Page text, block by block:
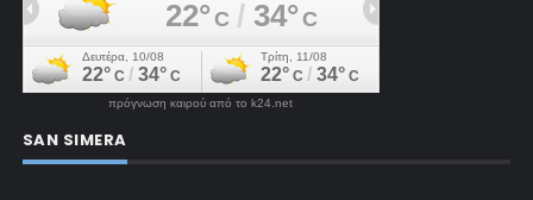
πρόγνωση καιρού από το k24.net
SAN SIMERA